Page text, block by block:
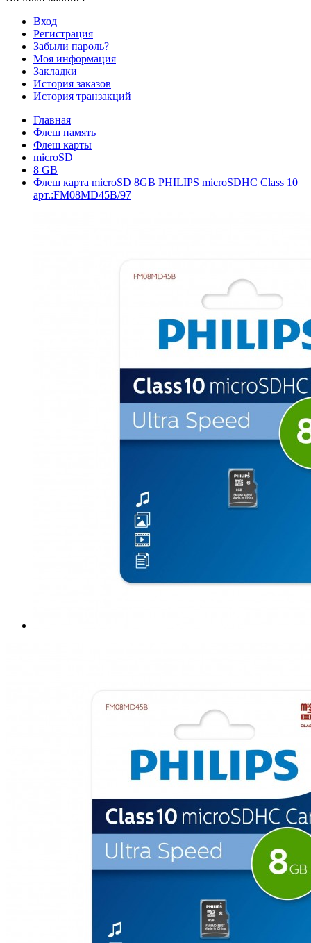
Вход
Регистрация
Забыли пароль?
Моя информация
Закладки
История заказов
История транзакций
Главная
Флеш память
Флеш карты
microSD
8 GB
Флеш карта microSD 8GB PHILIPS microSDHC Class 10
арт.:FM08MD45B/97